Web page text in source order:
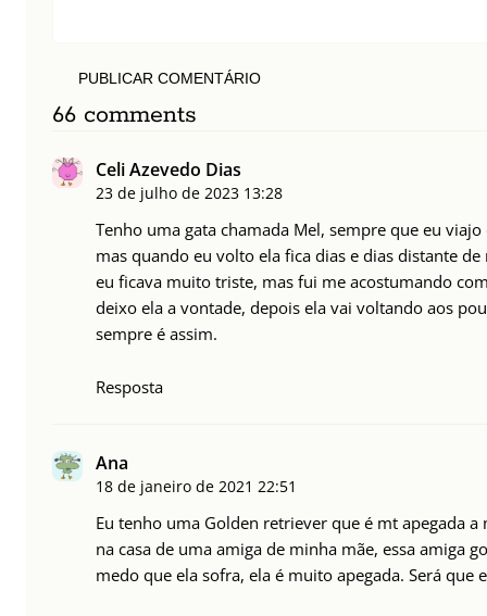
PUBLICAR COMENTÁRIO
66 comments
Celi Azevedo Dias
23 de julho de 2023 13:28
Tenho uma gata chamada Mel, sempre que eu
mas quando eu volto ela fica dias e dias distante
eu ficava muito triste, mas fui me acostumando
deixo ela a vontade, depois ela vai voltando aos
sempre é assim.
Resposta
Ana
18 de janeiro de 2021 22:51
Eu tenho uma Golden retriever que é mt apegada
na casa de uma amiga de minha mãe, essa amiga
medo que ela sofra, ela é muito apegada. Será que